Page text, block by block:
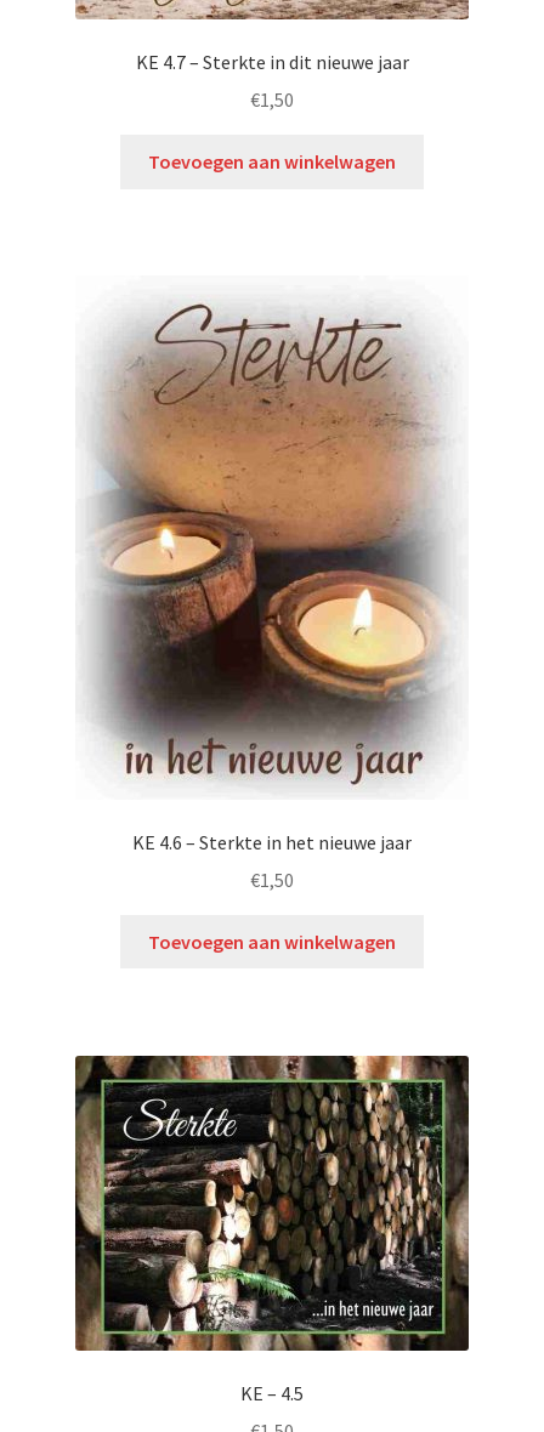
KE 4.7 – Sterkte in dit nieuwe jaar
€1,50
Toevoegen aan winkelwagen
KE 4.6 – Sterkte in het nieuwe jaar
€1,50
Toevoegen aan winkelwagen
KE – 4.5